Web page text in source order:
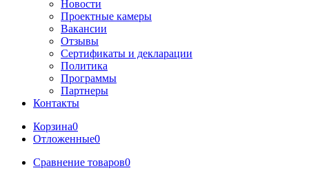
Новости
Проектные камеры
Вакансии
Отзывы
Сертификаты и декларации
Политика
Программы
Партнеры
Контакты
Корзина0
Отложенные0
Сравнение товаров0